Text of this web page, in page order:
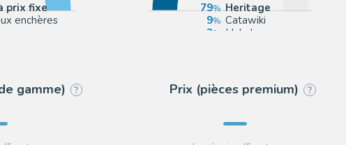
prix fixe
enchères
79
Heritage
9
Catawiki
3
Hake's
gamme) ? Prix (pièces premium) ?